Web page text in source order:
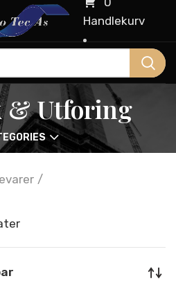
Handlekurv
& Utforing